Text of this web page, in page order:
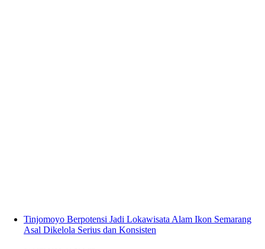
Tinjomoyo Berpotensi Jadi Lokawisata Alam Ikon Semarang
Asal Dikelola Serius dan Konsisten